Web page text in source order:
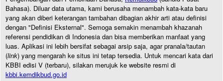
Bahasa). Diluar data utama, kami berusaha menambah kata-kata baru
yang akan diberi keterangan tambahan dibagian akhir arti atau definisi
dengan "Definisi Eksternal". Semoga semakin menambah khazanah
referensi pendidikan di Indonesia dan bisa memberikan manfaat yang
luas. Aplikasi ini lebih bersifat sebagai arsip saja, agar pranala/tautan
(link) yang mengarah ke situs ini tetap tersedia. Untuk mencari kata dari
KBBI edisi V (terbaru), silakan merujuk ke website resmi di
kbbi.kemdikbud.go.id